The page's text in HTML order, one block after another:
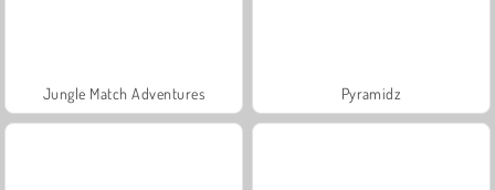
Jungle Match Adventures Pyramidz